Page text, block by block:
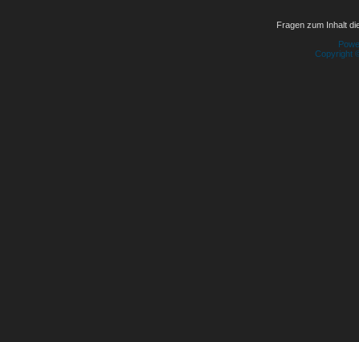
Fragen zum Inhalt
Copyright